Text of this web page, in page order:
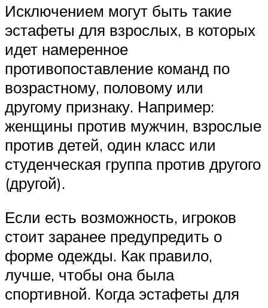
Исключением могут быть такие
эстафеты для взрослых, в которых
идет намеренное
противопоставление команд по
возрастному, половому или
другому признаку. Например:
женщины против мужчин, взрослые
против детей, один класс или
студенческая группа против другого
(другой).
Если есть возможность, игроков
стоит заранее предупредить о
форме одежды. Как правило,
лучше, чтобы она была
спортивной. Когда эстафеты для